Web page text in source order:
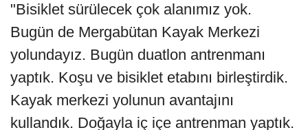
"Bisiklet sürülecek çok alanımız yok.
Bugün de Mergabütan Kayak Merkezi
yolundayız. Bugün duatlon antrenmanı
yaptık. Koşu ve bisiklet etabını birleştirdik.
Kayak merkezi yolunun avantajını
kullandık. Doğayla iç içe antrenman yaptık.